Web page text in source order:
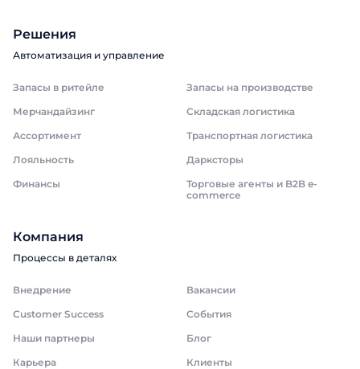
Решения
Автоматизация и управление
Запасы в ритейле
Запасы на производстве
Мерчандайзинг
Складская логистика
Ассортимент
Транспортная логистика
Лояльность
Дарксторы
Финансы
Торговые агенты и B2B e-
commerce
Компания
Процессы в деталях
Внедрение
Вакансии
Customer Success
События
Наши партнеры
Блог
Карьера
Клиенты